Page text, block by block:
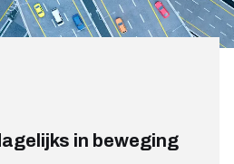
in beweging